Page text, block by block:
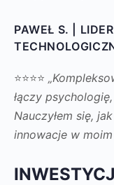
PAWEŁ S. |
⭐⭐⭐⭐
łączy
Nauczyłem się,
innowacje w moim